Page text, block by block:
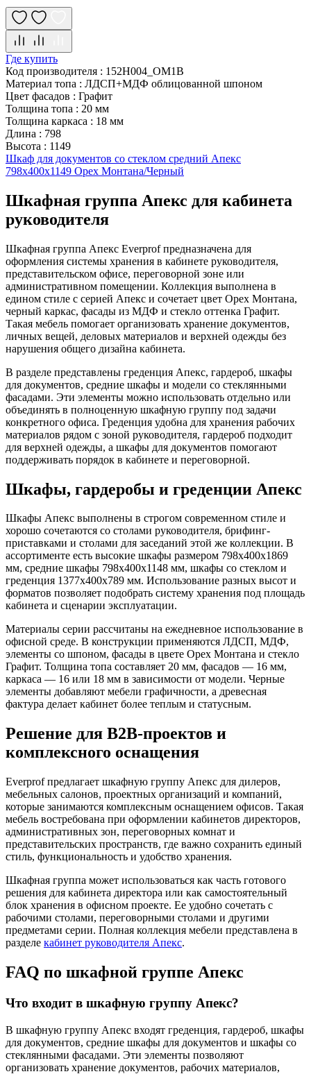
Где купить
Код производителя : 152H004_OM1B
Материал топа : ЛДСП+МДФ облицованной шпоном
Цвет фасадов : Графит
Толщина топа : 20 мм
Толщина каркаса : 18 мм
Длина : 798
Высота : 1149
Шкаф для документов со стеклом средний Апекс
798х400х1149 Орех Монтана/Черный
Шкафная группа Апекс для кабинета
руководителя
Шкафная группа Апекс Everprof предназначена для
оформления системы хранения в кабинете руководителя,
представительском офисе, переговорной зоне или
административном помещении. Коллекция выполнена в
едином стиле с серией Апекс и сочетает цвет Орех Монтана,
черный каркас, фасады из МДФ и стекло оттенка Графит.
Такая мебель помогает организовать хранение документов,
личных вещей, деловых материалов и верхней одежды без
нарушения общего дизайна кабинета.
В разделе представлены греденция Апекс, гардероб, шкафы
для документов, средние шкафы и модели со стеклянными
фасадами. Эти элементы можно использовать отдельно или
объединять в полноценную шкафную группу под задачи
конкретного офиса. Греденция удобна для хранения рабочих
материалов рядом с зоной руководителя, гардероб подходит
для верхней одежды, а шкафы для документов помогают
поддерживать порядок в кабинете и переговорной.
Шкафы, гардеробы и греденции Апекс
Шкафы Апекс выполнены в строгом современном стиле и
хорошо сочетаются со столами руководителя, брифинг-
приставками и столами для заседаний этой же коллекции. В
ассортименте есть высокие шкафы размером 798х400х1869
мм, средние шкафы 798х400х1148 мм, шкафы со стеклом и
греденция 1377х400х789 мм. Использование разных высот и
форматов позволяет подобрать систему хранения под площадь
кабинета и сценарии эксплуатации.
Материалы серии рассчитаны на ежедневное использование в
офисной среде. В конструкции применяются ЛДСП, МДФ,
элементы со шпоном, фасады в цвете Орех Монтана и стекло
Графит. Толщина топа составляет 20 мм, фасадов — 16 мм,
каркаса — 16 или 18 мм в зависимости от модели. Черные
элементы добавляют мебели графичности, а древесная
фактура делает кабинет более теплым и статусным.
Решение для B2B-проектов и
комплексного оснащения
Everprof предлагает шкафную группу Апекс для дилеров,
мебельных салонов, проектных организаций и компаний,
которые занимаются комплексным оснащением офисов. Такая
мебель востребована при оформлении кабинетов директоров,
административных зон, переговорных комнат и
представительских пространств, где важно сохранить единый
стиль, функциональность и удобство хранения.
Шкафная группа может использоваться как часть готового
решения для кабинета директора или как самостоятельный
блок хранения в офисном проекте. Ее удобно сочетать с
рабочими столами, переговорными столами и другими
предметами серии. Полная коллекция мебели представлена в
разделе кабинет руководителя Апекс.
FAQ по шкафной группе Апекс
Что входит в шкафную группу Апекс?
В шкафную группу Апекс входят греденция, гардероб, шкафы
для документов, средние шкафы для документов и шкафы со
стеклянными фасадами. Эти элементы позволяют
организовать хранение документов, рабочих материалов,